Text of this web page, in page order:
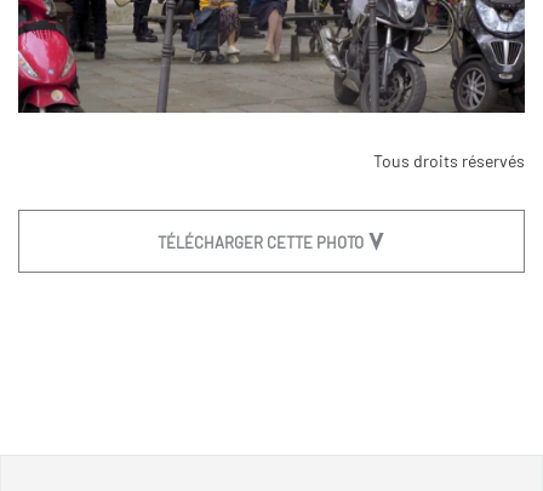
Tous droits réservés
TÉLÉCHARGER CETTE PHOTO